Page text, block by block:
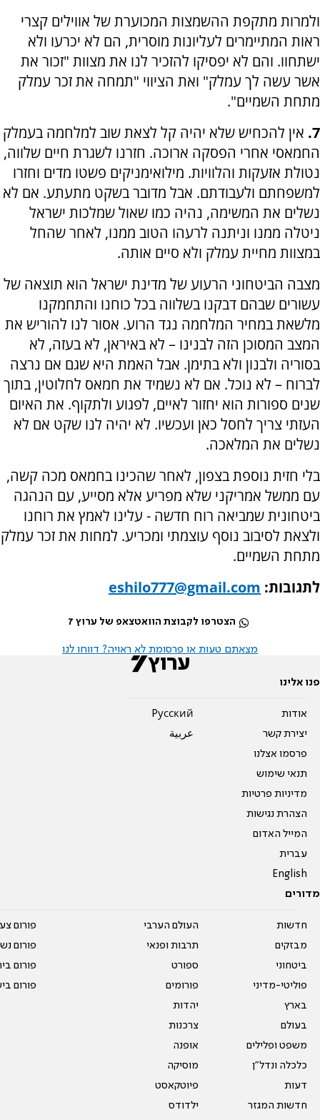
ולמרות מתקפת ההשמצות המכוערת של אווילים קצרי
ראות המתיימרים לעליונות מוסרית, הם לא יכרעו ולא
ישתחוו. והם לא יפסיקו להזכיר לנו את מצוות "זכור את
אשר עשה לך עמלק" ואת הציווי "תמחה את זכר עמלק
מתחת השמיים".
7. אין להכחיש שלא יהיה קל לצאת שוב למלחמה בעמלק
החמאסי אחרי הפסקה ארוכה. חזרנו לשגרת חיים שלווה,
נטולת אזעקות והלוויות. מילואימניקים פשטו מדים וחזרו
למשפחתם ולעבודתם. אבל מדובר בשקט מתעתע. אם לא
נשלים את המשימה, נהיה כמו שאול שמלכות ישראל
ניטלה ממנו וניתנה לרעהו הטוב ממנו, לאחר שהחל
במצוות מחיית עמלק ולא סיים אותה.
מצבה הביטחוני הרעוע של מדינת ישראל הוא תוצאה של
עשורים שבהם דבקנו בשלווה בכל כוחנו והתחמקנו
מלשאת במחיר המלחמה נגד הרוע. אסור לנו להוריש את
המצב המסוכן הזה לבנינו – לא באיראן, לא בעזה, לא
בסוריה ולבנון ולא בתימן. אבל האמת היא שגם אם נרצה
לברוח – לא נוכל. אם לא נשמיד את חמאס לחלוטין, בתוך
שנים ספורות הוא יחזור לאיים, לפגוע ולתקוף. את האיום
העזתי צריך לחסל כאן ועכשיו. לא יהיה לנו שקט אם לא
נשלים את המלאכה.
בלי חזית נוספת בצפון, לאחר שהכינו בחמאס מכה קשה,
עם ממשל אמריקני שלא מפריע אלא מסייע, עם הנהגה
ביטחונית שמביאה רוח חדשה - עלינו לאמץ את רוחנו
ולצאת לסיבוב נוסף עוצמתי ומכריע. למחות את זכר עמלק
מתחת השמיים.
לתגובות: eshilo777@gmail.com
הצטרפו לקבוצת הוואטצאפ של ערוץ 7
מצאתם טעות או פרסומת לא ראויה? דווחו לנו
פנו אלינו
אודות
יצירת קשר
פרסמו אצלנו
תנאי שימוש
מדיניות פרטיות
הצהרת נגישות
המייל האדום
עברית
English
Pусский
عربية
מדורים
חדשות
מבזקים
ביטחוני
פוליטי-מדיני
בארץ
בעולם
משפט ופלילים
כלכלה ונדל"ן
דעות
חדשות המגזר
העולם הערבי
תרבות ופנאי
ספורט
פורומים
יהדות
צרכנות
אופנה
מוסיקה
פיוטקאסט
ילדודס
פורום
פורום
פורום
פורום